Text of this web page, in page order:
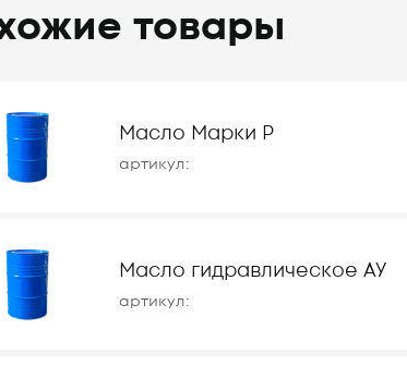
товары
Масло Марки Р
артикул:
Масло гидравлическое АУ
артикул: